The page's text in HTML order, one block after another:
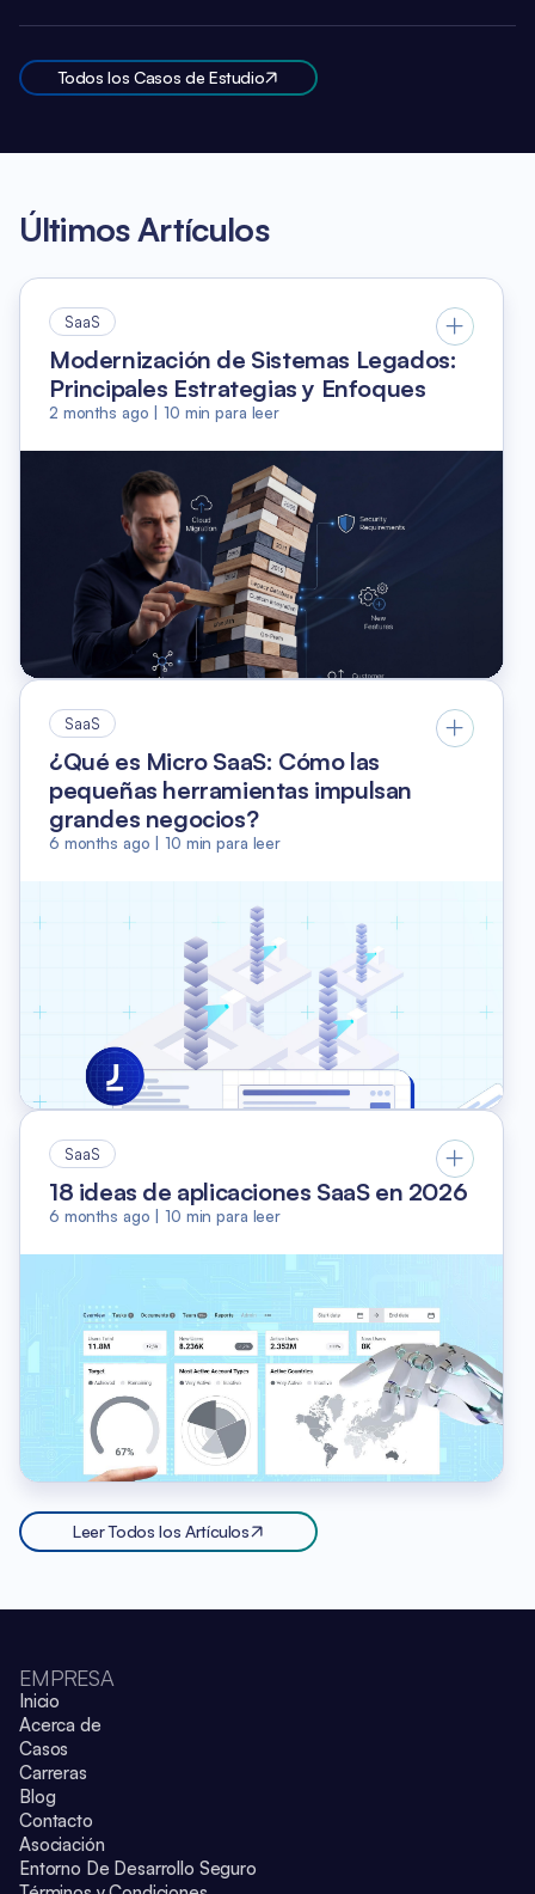
Todos los Casos de Estudio
Últimos Artículos
SaaS
Modernización de Sistemas Legados:
Principales Estrategias y Enfoques
2 months ago |10 min para leer
SaaS
¿Qué es Micro SaaS: Cómo las
pequeñas herramientas impulsan
grandes negocios?
6 months ago |10 min para leer
SaaS
18 ideas de aplicaciones SaaS en 2026
6 months ago |10 min para leer
Leer Todos los Artículos
EMPRESA
Inicio
Acerca de
Casos
Carreras
Blog
Contacto
Asociación
Entorno De Desarrollo Seguro